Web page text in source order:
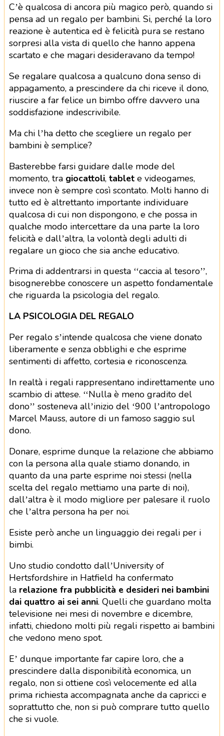
C’è qualcosa di ancora più magico però, quando si
pensa ad un regalo per bambini. Si, perché la loro
reazione è autentica ed è felicità pura se restano
sorpresi alla vista di quello che hanno appena
scartato e che magari desideravano da tempo!
Se regalare qualcosa a qualcuno dona senso di
appagamento, a prescindere da chi riceve il dono,
riuscire a far felice un bimbo offre davvero una
soddisfazione indescrivibile.
Ma chi l’ha detto che scegliere un regalo per
bambini è semplice?
Basterebbe farsi guidare dalle mode del
momento, tra giocattoli, tablete videogames,
invece non è sempre così scontato. Molti hanno di
tutto ed è altrettanto importante individuare
qualcosa di cui non dispongono, e che possa in
qualche modo intercettare da una parte la loro
felicità e dall’altra, la volontà degli adulti di
regalare un gioco che sia anche educativo.
Prima di addentrarsi in questa ‘‘caccia al tesoro’’,
bisognerebbe conoscere un aspetto fondamentale
che riguarda la psicologia del regalo.
LA PSICOLOGIA DEL REGALO
Per regalo s’intende qualcosa che viene donato
liberamente e senza obblighi e che esprime
sentimenti di affetto, cortesia e riconoscenza.
In realtà i regali rappresentano indirettamente uno
scambio di attese. ‘‘Nulla è meno gradito del
dono’’ sosteneva all’inizio del ‘900 l’antropologo
Marcel Mauss, autore di un famoso saggio sul
dono.
Donare, esprime dunque la relazione che abbiamo
con la persona alla quale stiamo donando, in
quanto da una parte esprime noi stessi (nella
scelta del regalo mettiamo una parte di noi),
dall’altra è il modo migliore per palesare il ruolo
che l’altra persona ha per noi.
Esiste però anche un linguaggio dei regali per i
bimbi.
Uno studio condotto dall’University of
Hertsfordshire in Hatfield ha confermato
la relazione fra pubblicità e desideri nei bambini
dai quattro ai sei anni. Quelli che guardano molta
televisione nei mesi di novembre e dicembre,
infatti, chiedono molti più regali rispetto ai bambini
che vedono meno spot.
E’ dunque importante far capire loro, che a
prescindere dalla disponibilità economica, un
regalo, non si ottiene così velocemente ed alla
prima richiesta accompagnata anche da capricci e
soprattutto che, non si può comprare tutto quello
che si vuole.